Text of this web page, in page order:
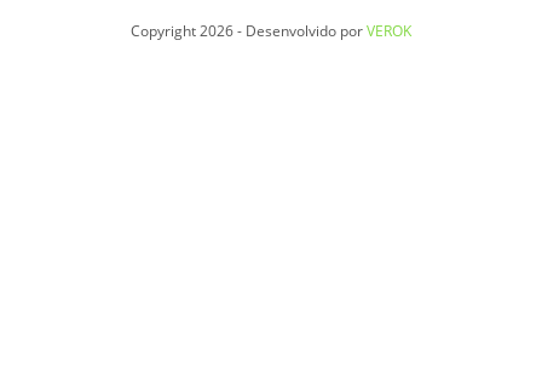
Copyright 2026 - Desenvolvido porVEROK